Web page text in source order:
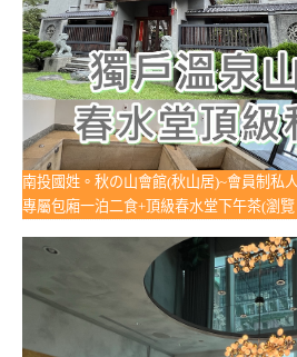
南投國姓。秋の山會館(秋山居)~會員制私
專屬包廂一泊二食+頂級春水堂下午茶(瀏覽